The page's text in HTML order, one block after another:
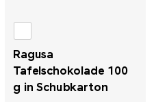
Ragusa
Tafelschokolade 100
g in Schubkarton